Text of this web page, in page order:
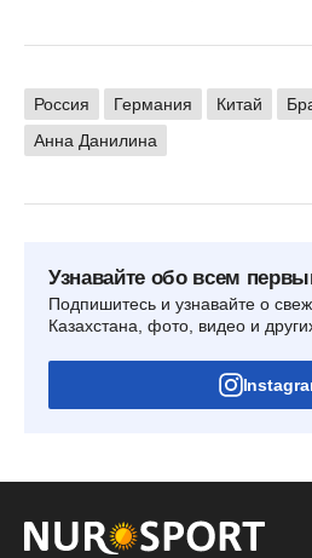
Россия Германия Китай
Анна Данилина
Узнавайте обо всем
Подпишитесь и узнавайте о
Казахстана, фото, видео и